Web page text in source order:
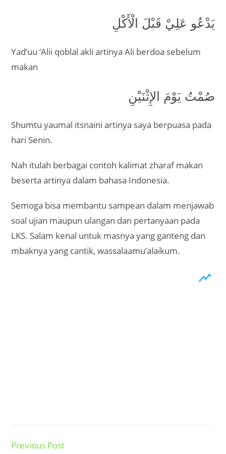
يَدْعُو عَلِيْ قَبْلَ الْأَكْلِ
Yad’uu ‘Alii qoblal akli artinya Ali berdoa sebelum
makan
صُمْتُ يَوْمَ الإِثْنَيْنِ
Shumtu yaumal itsnaini artinya saya berpuasa pada
hari Senin.
Nah itulah berbagai contoh kalimat zharaf makan
beserta artinya dalam bahasa Indonesia.
Semoga bisa membantu sampean dalam menjawab
soal ujian maupun ulangan dan pertanyaan pada
LKS. Salam kenal untuk masnya yang ganteng dan
mbaknya yang cantik, wassalaamu’alaikum.
Read
Previous Post